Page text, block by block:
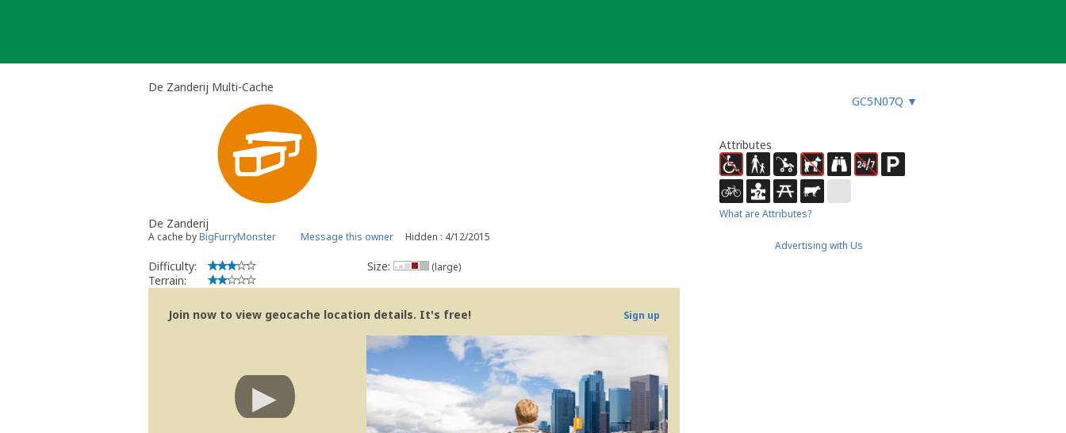
De Zanderij Multi-Cache
GC5N07Q ▼
De Zanderij
A cache byBigFurryMonster Message this owner Hidden : 4/12/2015
Difficulty:
Terrain:
Size: (large)
Join now to view geocache location details. It's free! Sign up
Attributes
What are Attributes?
Advertising with Us